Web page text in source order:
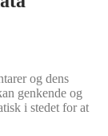
og dens
genkende og
i stedet for at